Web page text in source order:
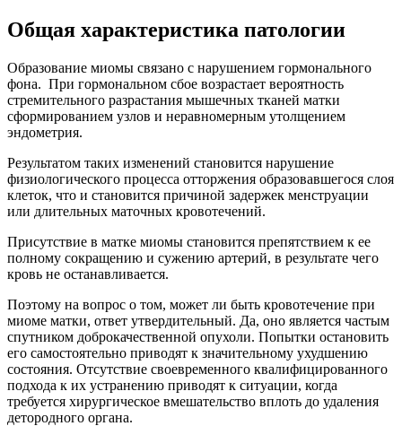
Общая характеристика патологии
Образование миомы связано с нарушением гормонального
фона. При гормональном сбое возрастает вероятность
стремительного разрастания мышечных тканей матки
cформированием узлов и неравномерным утолщением
эндометрия.
Результатом таких изменений становится нарушение
физиологического процесса отторжения образовавшегося слоя
клеток, что и становится причиной задержек менструации
или длительных маточных кровотечений.
Присутствие в матке миомы становится препятствием к ее
полному сокращению и сужению артерий, в результате чего
кровь не останавливается.
Поэтому на вопрос о том, может ли быть кровотечение при
миоме матки, ответ утвердительный. Да, оно является частым
спутником доброкачественной опухоли. Попытки остановить
его самостоятельно приводят к значительному ухудшению
состояния. Отсутствие своевременного квалифицированного
подхода к их устранению приводят к ситуации, когда
требуется хирургическое вмешательство вплоть до удаления
детородного органа.